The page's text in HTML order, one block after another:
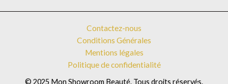
Contactez-nous
Conditions Générales
Mentions légales
Politique de confidentialité
© 2025 Mon Showroom Beauté. Tous droits réservés.